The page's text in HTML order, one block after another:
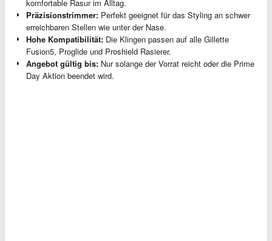
komfortable Rasur im Alltag.
Präzisionstrimmer: Perfekt geeignet für das Styling an schwer
erreichbaren Stellen wie unter der Nase.
Hohe Kompatibilität: Die Klingen passen auf alle Gillette
Fusion5, Proglide und Proshield Rasierer.
Angebot gültig bis: Nur solange der Vorrat reicht oder die Prime
Day Aktion beendet wird.